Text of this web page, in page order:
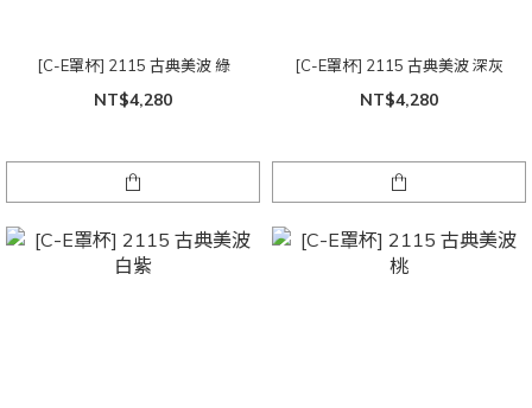
[C-E罩杯] 2115 古典美波 綠
NT$4,280
[C-E罩杯] 2115 古典美波 深灰
NT$4,280